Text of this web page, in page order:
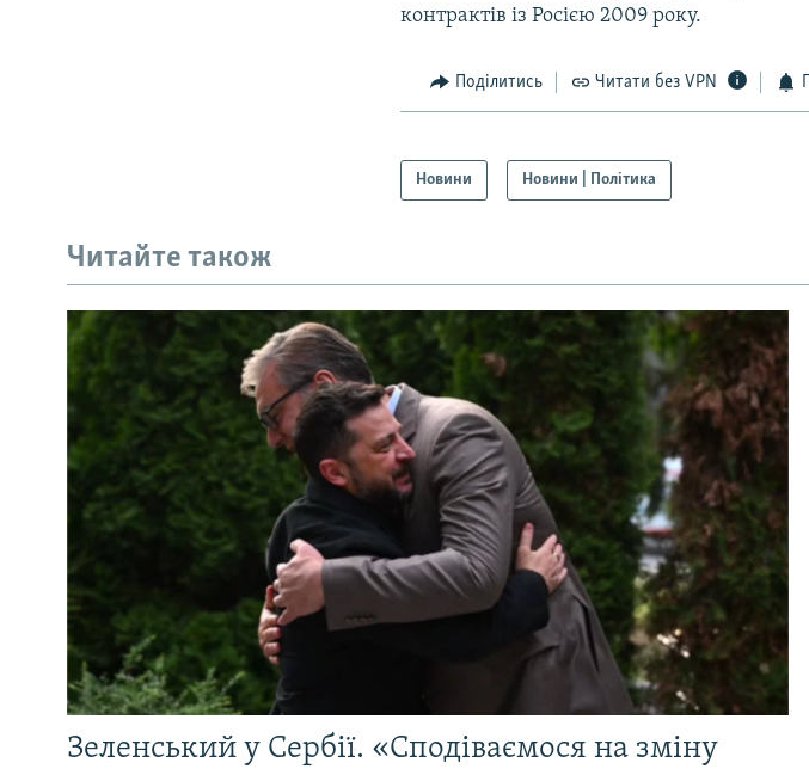
контрактів із Росією 2009 року.
Поділитись Читати без VPN
Новини Новини | Політика
Читайте також
Зеленський у Сербії. «Сподіваємося на зміну